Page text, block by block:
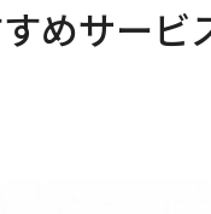
めサービ